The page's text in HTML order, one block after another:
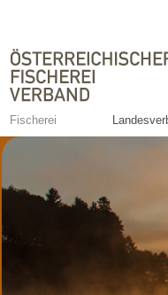
Fischerei